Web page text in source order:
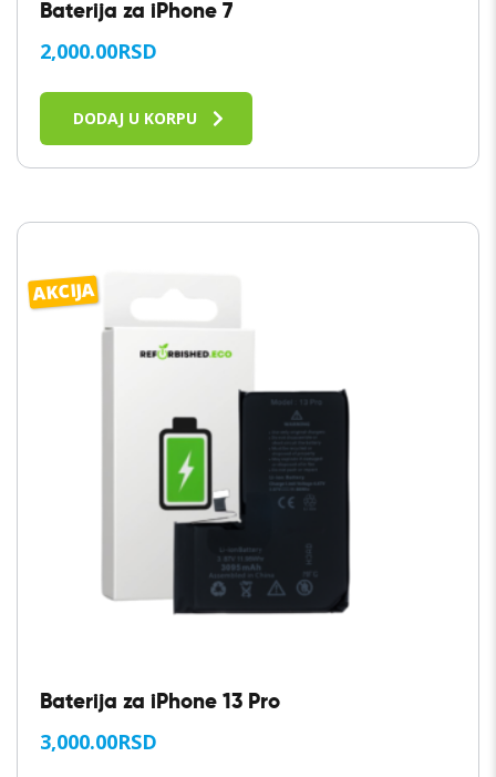
Baterija za iPhone 7
2,000.00RSD
DODAJ U KORPU
AKCIJA
Baterija za iPhone 13 Pro
3,000.00RSD